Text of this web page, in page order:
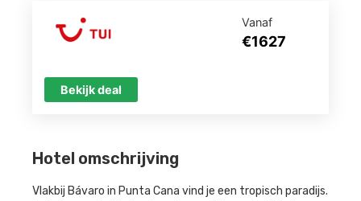
Hotel omschrijving
Vlakbij Bávaro in Punta Cana vind je een tropisch paradijs.
Vanaf
€1627
Bekijk deal